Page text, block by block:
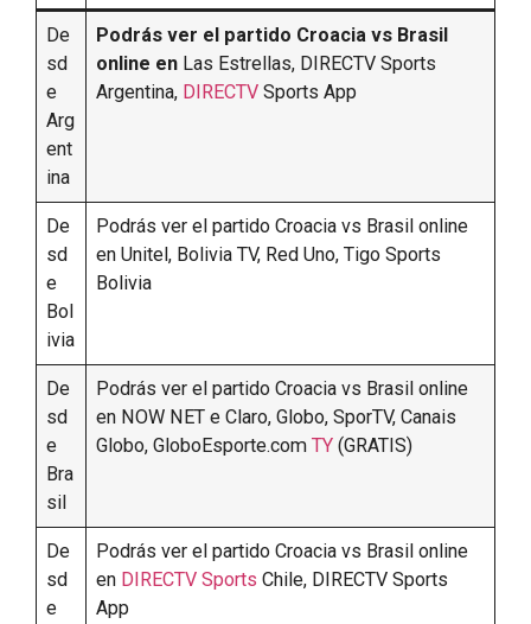
De
sd
e
Arg
ent
ina
Podrás ver el partido Croacia vs Brasil
online en Las Estrellas, DIRECTV Sports
Argentina, DIRECTV Sports App
De
sd
e
Bol
ivia
Podrás ver el partido Croacia vs Brasil online
en Unitel, Bolivia TV, Red Uno, Tigo Sports
Bolivia
De
sd
e
Bra
sil
Podrás ver el partido Croacia vs Brasil online
en NOW NET e Claro, Globo, SporTV, Canais
Globo, GloboEsporte.comTY (GRATIS)
De
sd
e
Podrás ver el partido Croacia vs Brasil online
en DIRECTV Sports Chile, DIRECTV Sports
App